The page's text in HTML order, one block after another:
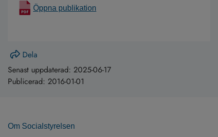
Öppna publikation
Dela
Senast uppdaterad: 2025-06-17
Publicerad: 2016-01-01
Om Socialstyrelsen